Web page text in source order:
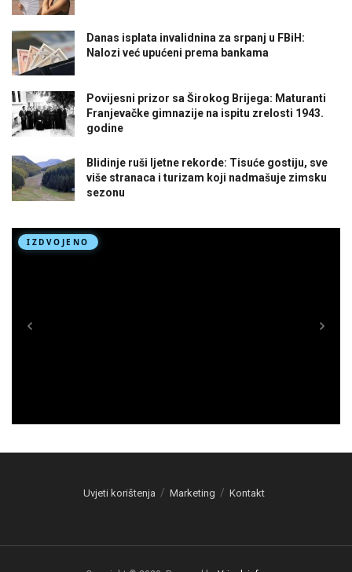
Danas isplata invalidnina za srpanj u FBiH:
Nalozi već upućeni prema bankama
Povijesni prizor sa Širokog Brijega: Maturanti
Franjevačke gimnazije na ispitu zrelosti 1943.
godine
Blidinje ruši ljetne rekorde: Tisuće gostiju, sve
više stranaca i turizam koji nadmašuje zimsku
sezonu
Uvjeti korištenja Marketing Kontakt